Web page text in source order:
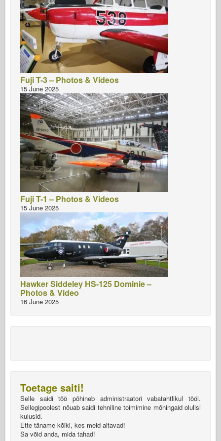
Fuji T-3 – Photos & Videos
15 June 2025
Fuji T-1 – Photos & Videos
15 June 2025
Hawker Siddeley HS-125 Dominie –
Photos & Video
16 June 2025
Toetage saiti!
Selle saidi töö põhineb administraatori vabatahtlikul tööl.
Sellegipoolest nõuab saidi tehniline toimimine mõningaid olulisi
kulusid.
Ette täname kõiki, kes meid aitavad!
Sa võid anda, mida tahad!